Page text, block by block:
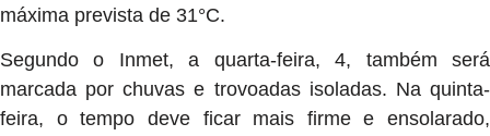
máxima prevista de 31°C.
Segundo o Inmet, a quarta-feira, 4, também será
marcada por chuvas e trovoadas isoladas. Na quinta-
feira, o tempo deve ficar mais firme e ensolarado,